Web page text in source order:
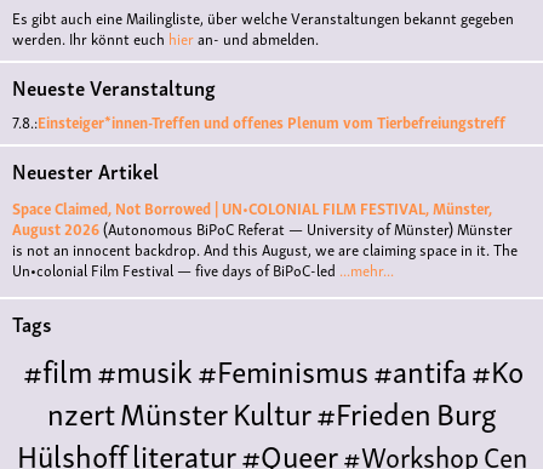
Es gibt auch eine Mailingliste, über welche Veranstaltungen bekannt gegeben
werden. Ihr könnt euch hieran- und abmelden.
Neueste Veranstaltung
7.8.:Einsteiger*innen-Treffen und offenes Plenum vom Tierbefreiungstreff
Neuester Artikel
Space Claimed, Not Borrowed | UN•COLONIAL FILM FESTIVAL, Münster,
August 2026(Autonomous BiPoC Referat — University of Münster)Münster
is not an innocent backdrop. And this August, we are claiming space in it. The
Un•colonial Film Festival — five days of BiPoC-led ...mehr...
Tags
#film#musik#Feminismus#antifa#Ko
nzertMünsterKultur#FriedenBurg
Hülshoffliteratur#Queer#WorkshopCen